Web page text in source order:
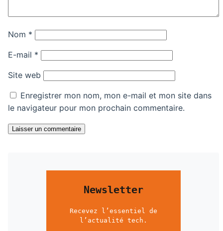
Nom *
E-mail *
Site web
Enregistrer mon nom, mon e-mail et mon site dans
le navigateur pour mon prochain commentaire.
Laisser un commentaire
Newsletter
Recevez l’essentiel de
l’actualité tech.